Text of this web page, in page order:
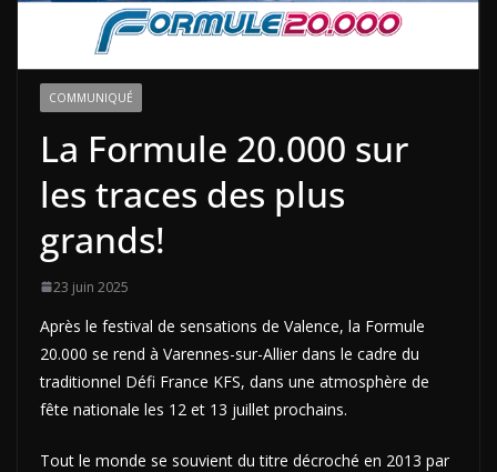
COMMUNIQUÉ
La Formule 20.000 sur
les traces des plus
grands!
23 juin 2025
Après le festival de sensations de Valence, la Formule
20.000 se rend à Varennes-sur-Allier dans le cadre du
traditionnel Défi France KFS, dans une atmosphère de
fête nationale les 12 et 13 juillet prochains.
Tout le monde se souvient du titre décroché en 2013 par